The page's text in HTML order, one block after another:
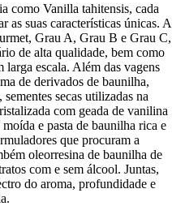
como Vanilla tahitensis, cada
as suas características únicas. A
Grau A, Grau B e Grau C,
de alta qualidade, bem como
larga escala. Além das vagens
de derivados de baunilha,
secas utilizadas na
com geada de vanilina
e pasta de baunilha rica e
que procuram a
oleorresina de baunilha de
com e sem álcool. Juntas,
do aroma, profundidade e